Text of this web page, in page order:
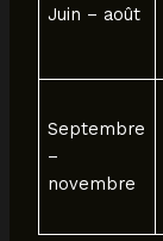
Juin – août
Septembre
–
novembre